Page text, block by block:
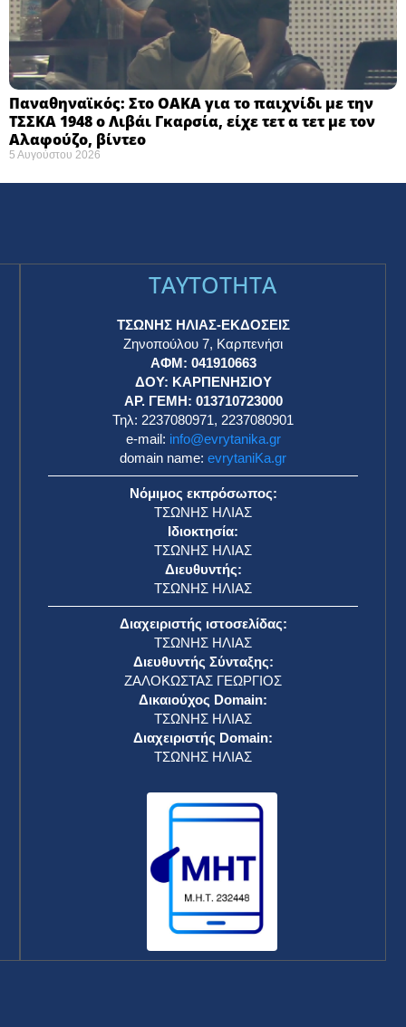
Παναθηναϊκός: Στο ΟΑΚΑ για το παιχνίδι με την
ΤΣΣΚΑ 1948 ο Λιβάι Γκαρσία, είχε τετ α τετ με τον
Αλαφούζο, βίντεο
5 Αυγούστου 2026
TAYTOTHTA
ΤΣΩΝΗΣ ΗΛΙΑΣ-ΕΚΔΟΣΕΙΣ
Ζηνοπούλου 7, Καρπενήσι
ΑΦΜ: 041910663
ΔΟΥ: ΚΑΡΠΕΝΗΣΙΟΥ
ΑΡ. ΓΕΜΗ: 013710723000
Τηλ: 2237080971, 2237080901
e-mail: info@evrytanika.gr
domain name: evrytaniKa.gr
Νόμιμος εκπρόσωπος:
ΤΣΩΝΗΣ ΗΛΙΑΣ
Ιδιοκτησία:
ΤΣΩΝΗΣ ΗΛΙΑΣ
Διευθυντής:
ΤΣΩΝΗΣ ΗΛΙΑΣ
Διαχειριστής ιστοσελίδας:
ΤΣΩΝΗΣ ΗΛΙΑΣ
Διευθυντής Σύνταξης:
ΖΑΛΟΚΩΣΤΑΣ ΓΕΩΡΓΙΟΣ
Δικαιούχος Domain:
ΤΣΩΝΗΣ ΗΛΙΑΣ
Διαχειριστής Domain:
ΤΣΩΝΗΣ ΗΛΙΑΣ